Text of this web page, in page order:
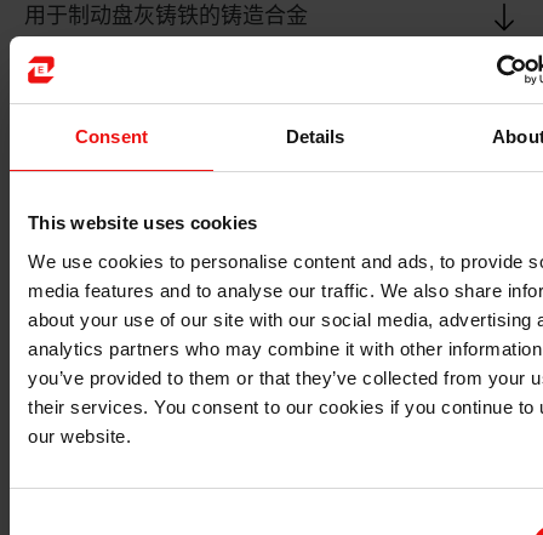
Consent Details
This website uses cookies
We use cookies to personalise content and ads, to provide
media features and to analyse our traffic. We also share
about your use of our site with our social media, advertising
analytics partners who may combine it with other
you’ve provided to them or that they’ve collected from your
their services. You consent to our cookies if you continue to
our website.
用于制动盘灰铸铁的铸造合金
我们完善轮胎制造工艺
用于橡胶化合物配方的聚合物添加剂